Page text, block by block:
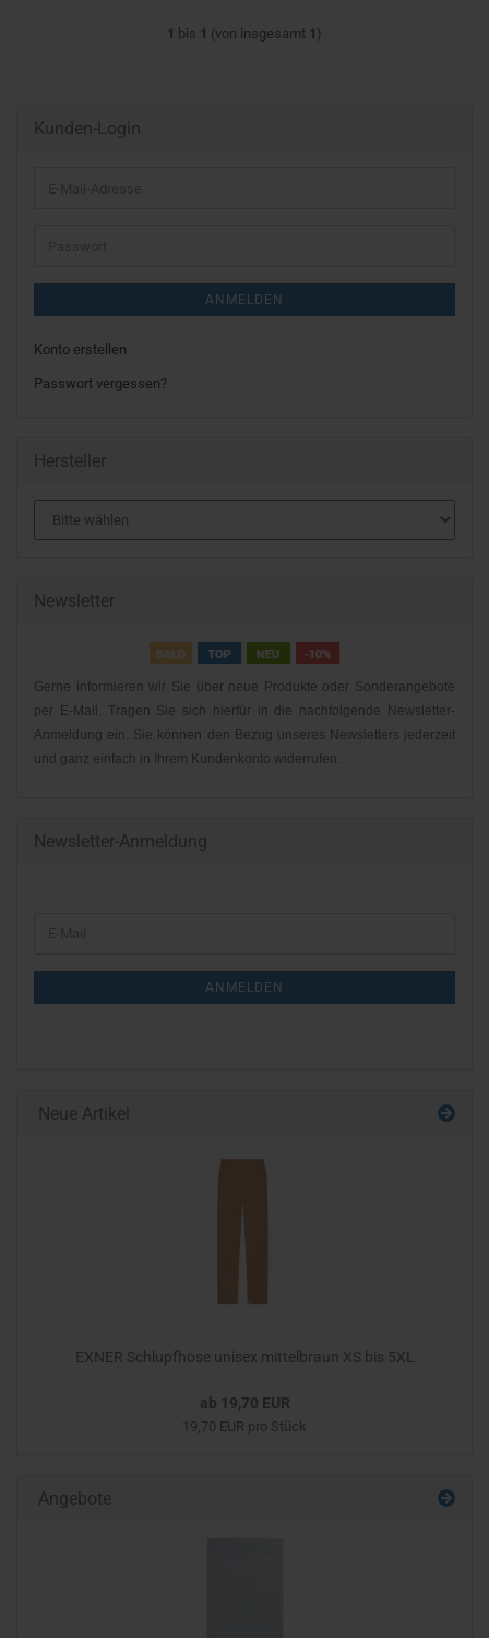
1 bis 1 (von insgesamt 1 )
Kunden-Login
ANMELDEN
Konto erstellen
Passwort vergessen?
Hersteller
Newsletter
Gerne informieren wir Sie über neue Produkte oder Sonderangebote
per E-Mail. Tragen Sie sich hierfür in die nachfolgende Newsletter-
Anmeldung ein. Sie können den Bezug unseres Newsletters jederzeit
und ganz einfach in Ihrem Kundenkonto widerrufen.
Newsletter-Anmeldung
NEWSLETTER-
ANMELDEN
Neue Artikel
EXNER Schlupfhose unisex mittelbraun XS bis 5XL
ab 19,70 EUR
19,70 EUR pro Stück
Angebote